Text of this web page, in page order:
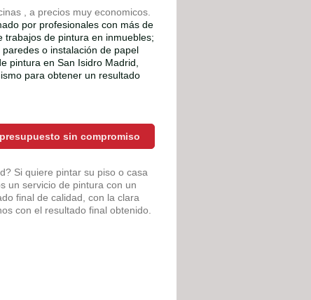
, a precios muy economicos.
por profesionales con más de
trabajos de pintura en inmuebles;
o instalación de papel
pintura en San Isidro Madrid,
para obtener un resultado
sin compromiso
Si quiere pintar su piso o casa
un servicio de pintura con un
final de calidad, con la clara
con el resultado final obtenido.